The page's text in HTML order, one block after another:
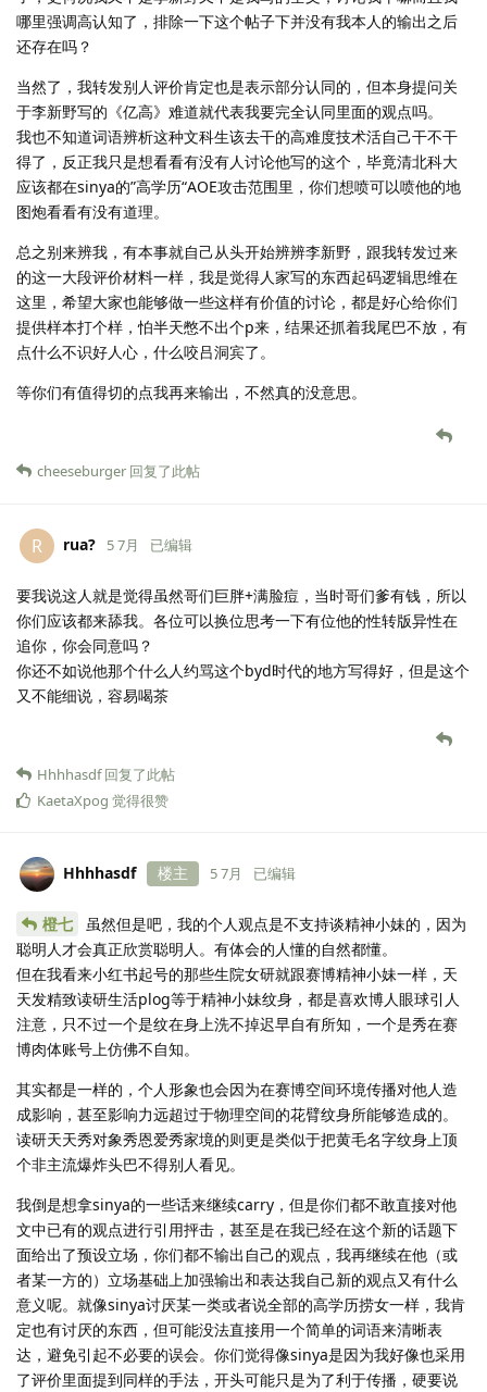
哪里强调高认知了，排除一下这个帖子下并没有我本人的输出之后
还存在吗？
当然了，我转发别人评价肯定也是表示部分认同的，但本身提问关
于李新野写的《亿高》难道就代表我要完全认同里面的观点吗。
我也不知道词语辨析这种文科生该去干的高难度技术活自己干不干
得了，反正我只是想看看有没有人讨论他写的这个，毕竟清北科大
应该都在sinya的”高学历“AOE攻击范围里，你们想喷可以喷他的地
图炮看看有没有道理。
总之别来辨我，有本事就自己从头开始辨辨李新野，跟我转发过来
的这一大段评价材料一样，我是觉得人家写的东西起码逻辑思维在
这里，希望大家也能够做一些这样有价值的讨论，都是好心给你们
提供样本打个样，怕半天憋不出个p来，结果还抓着我尾巴不放，有
点什么不识好人心，什么咬吕洞宾了。
等你们有值得切的点我再来输出，不然真的没意思。
cheeseburger 回复了此帖
R rua? 5 7月 已编辑
要我说这人就是觉得虽然哥们巨胖+满脸痘，当时哥们爹有钱，所以
你们应该都来舔我。各位可以换位思考一下有位他的性转版异性在
追你，你会同意吗？
你还不如说他那个什么人约骂这个byd时代的地方写得好，但是这个
又不能细说，容易喝茶
Hhhhasdf回复了此帖
KaetaXpog 觉得很赞
Hhhhasdf 楼主 5 7月 已编辑
橙七
虽然但是吧，我的个人观点是不支持谈精神小妹的，因为
聪明人才会真正欣赏聪明人。有体会的人懂的自然都懂。
但在我看来小红书起号的那些生院女研就跟赛博精神小妹一样，天
天发精致读研生活plog等于精神小妹纹身，都是喜欢博人眼球引人
注意，只不过一个是纹在身上洗不掉迟早自有所知，一个是秀在赛
博肉体账号上仿佛不自知。
其实都是一样的，个人形象也会因为在赛博空间环境传播对他人造
成影响，甚至影响力远超过于物理空间的花臂纹身所能够造成的。
读研天天秀对象秀恩爱秀家境的则更是类似于把黄毛名字纹身上顶
个非主流爆炸头巴不得别人看见。
我倒是想拿sinya的一些话来继续carry，但是你们都不敢直接对他
文中已有的观点进行引用抨击，甚至是在我已经在这个新的话题下
面给出了预设立场，你们都不输出自己的观点，我再继续在他（或
者某一方的）立场基础上加强输出和表达我自己新的观点又有什么
意义呢。就像sinya讨厌某一类或者说全部的高学历捞女一样，我肯
定也有讨厌的东西，但可能没法直接用一个简单的词语来清晰表
达，避免引起不必要的误会。你们觉得像sinya是因为我好像也采用
了评价里面提到同样的手法，开头可能只是为了利于传播，硬要说